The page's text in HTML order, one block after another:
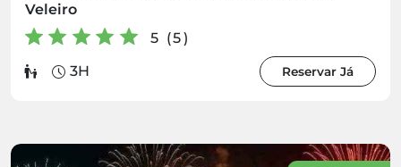
Veleiro
5 (5)
3H
Reservar Já